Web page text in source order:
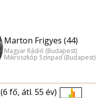
Marton Frigyes (44)
Magyar Rádió (Budapest)
Mikroszkóp Színpad (Budapest)
(6 fő, átl. 55 év)